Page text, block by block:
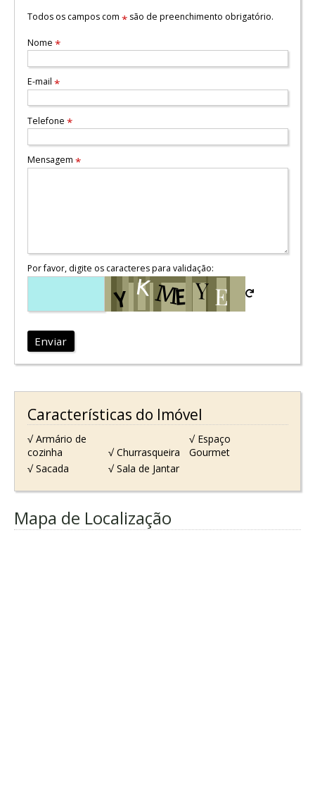
Todos os campos com *são de preenchimento obrigatório.
Nome *
E-mail *
Telefone *
Mensagem *
Por favor, digite os caracteres para validação:
Enviar
Características do Imóvel
√ Armário de
cozinha
√ Churrasqueira
√ Espaço
Gourmet
√ Sacada
√ Sala de Jantar
Mapa de Localização